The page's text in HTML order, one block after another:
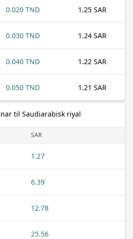
0.020 TND 1.25 SAR
0.030 TND 1.24 SAR
0.040 TND 1.22 SAR
0.050 TND 1.21 SAR
til Saudiarabisk riyal
SAR
1.27
6.39
12.78
25.56